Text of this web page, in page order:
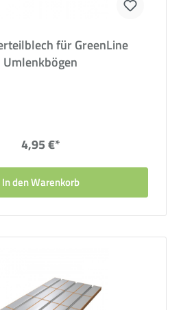
für GreenLine
Umlenkbögen
4,95 €*
In den Warenkorb